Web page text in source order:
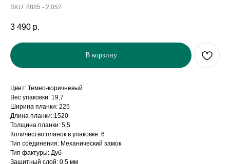
SKU: 8885 - 2,052
3 490 р.
В корзину
Цвет: Темно-коричневый
Вес упаковки: 19,7
Ширина планки: 225
Длина планки: 1520
Толщина планки: 5,5
Количество планок в упаковке: 6
Тип соединения: Механический замок
Тип фактуры: Дуб
Защитный слой: 0,5 мм